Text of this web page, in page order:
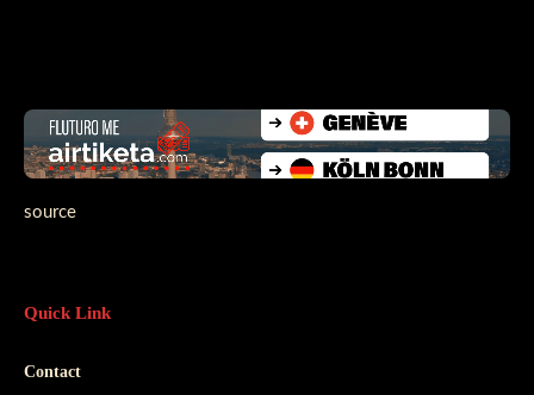
source
Quick Link
Contact